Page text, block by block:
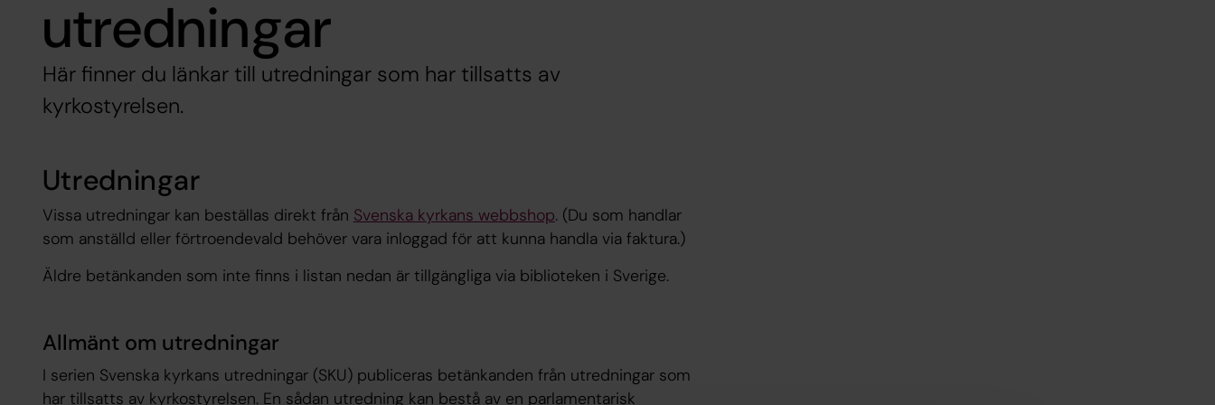
utredningar
Här finner du länkar till utredningar som har tillsatts av
kyrkostyrelsen.
Utredningar
Vissa utredningar kan beställas direkt från Svenska kyrkans webbshop. (Du som handlar
som anställd eller förtroendevald behöver vara inloggad för att kunna handla via faktura.)
Äldre betänkanden som inte finns i listan nedan är tillgängliga via biblioteken i Sverige.
Allmänt om utredningar
​I serien Svenska kyrkans utredningar (SKU) publiceras betänkanden från utredningar som
har tillsatts av kyrkostyrelsen. En sådan utredning kan bestå av en parlamentarisk